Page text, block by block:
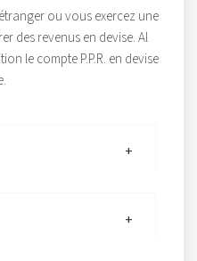
ou vous exercez une
des revenus en devise. Al
le compte P.P.R. en devise